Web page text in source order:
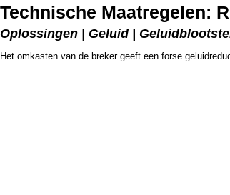
Technische Maatregelen:
Oplossingen | Geluid |
Het omkasten van de breker geeft een forse